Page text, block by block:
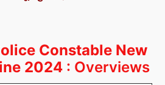
Constable New
2024: Overviews